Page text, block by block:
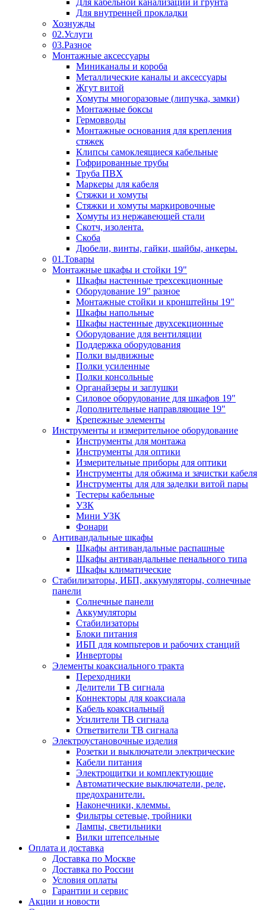
Для кабельной канализации и грунта
Для внутренней прокладки
Хознужды
02.Услуги
03.Разное
Монтажные аксессуары
Миниканалы и короба
Металлические каналы и аксессуары
Жгут витой
Хомуты многоразовые (липучка, замки)
Монтажные боксы
Гермовводы
Монтажные основания для крепления
стяжек
Клипсы самоклеящиеся кабельные
Гофрированные трубы
Труба ПВХ
Маркеры для кабеля
Стяжки и хомуты
Стяжки и хомуты маркировочные
Хомуты из нержавеющей стали
Скотч, изолента.
Скоба
Дюбели, винты, гайки, шайбы, анкеры.
01.Товары
Монтажные шкафы и стойки 19"
Шкафы настенные трехсекционные
Оборудование 19" разное
Монтажные стойки и кронштейны 19"
Шкафы напольные
Шкафы настенные двухсекционные
Оборудование для вентиляции
Поддержка оборудования
Полки выдвижные
Полки усиленные
Полки консольные
Органайзеры и заглушки
Силовое оборудование для шкафов 19"
Дополнительные направляющие 19"
Крепежные элементы
Инструменты и измерительное оборудование
Инструменты для монтажа
Инструменты для оптики
Измерительные приборы для оптики
Инструменты для обжима и зачистки кабеля
Инструменты для для заделки витой пары
Тестеры кабельные
УЗК
Мини УЗК
Фонари
Антивандальные шкафы
Шкафы антивандальные распашные
Шкафы антивандальные пенального типа
Шкафы климатические
Стабилизаторы, ИБП, аккумуляторы, солнечные
панели
Солнечные панели
Аккумуляторы
Стабилизаторы
Блоки питания
ИБП для компьтеров и рабочих станций
Инверторы
Элементы коаксиального тракта
Переходники
Делители ТВ сигнала
Коннекторы для коаксиала
Кабель коаксиальный
Усилители ТВ сигнала
Ответвители ТВ сигнала
Электроустановочные изделия
Розетки и выключатели электрические
Кабели питания
Электрощитки и комплектующие
Автоматические выключатели, реле,
предохранители.
Наконечники, клеммы.
Фильтры сетевые, тройники
Лампы, светильники
Вилки штепсельные
Оплата и доставка
Доставка по Москве
Доставка по России
Условия оплаты
Гарантии и сервис
Акции и новости